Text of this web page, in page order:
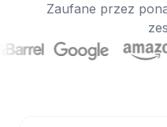
Zaufane przez